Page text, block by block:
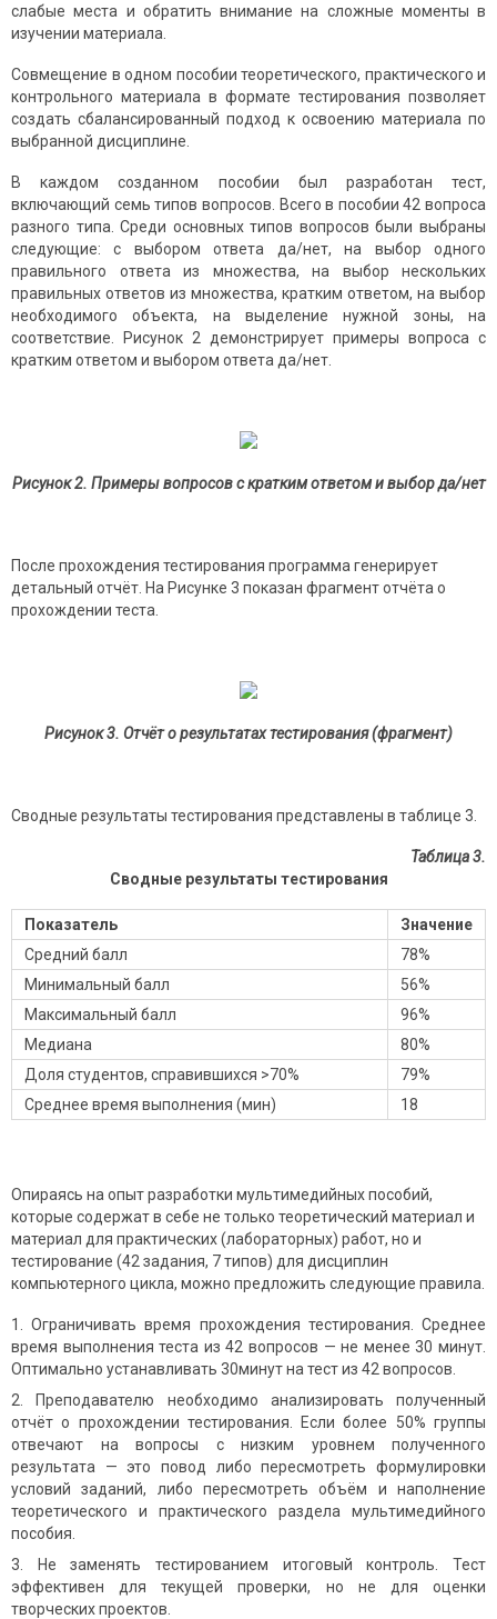
слабые места и обратить внимание на сложные моменты в
изучении материала.
Совмещение в одном пособии теоретического, практического и
контрольного материала в формате тестирования позволяет
создать сбалансированный подход к освоению материала по
выбранной дисциплине.
В каждом созданном пособии был разработан тест,
включающий семь типов вопросов. Всего в пособии 42 вопроса
разного типа. Среди основных типов вопросов были выбраны
следующие: с выбором ответа да/нет, на выбор одного
правильного ответа из множества, на выбор нескольких
правильных ответов из множества, кратким ответом, на выбор
необходимого объекта, на выделение нужной зоны, на
соответствие. Рисунок 2 демонстрирует примеры вопроса с
кратким ответом и выбором ответа да/нет.
Рисунок 2. Примеры вопросов с кратким ответом и выбор да/нет
После прохождения тестирования программа генерирует
детальный отчёт. На Рисунке 3 показан фрагмент отчёта о
прохождении теста.
Рисунок 3. Отчёт о результатах тестирования (фрагмент)
Сводные результаты тестирования представлены в таблице 3.
Таблица 3.
Сводные результаты тестирования
Показатель
Значение
Средний балл
78%
Минимальный балл
56%
Максимальный балл
96%
Медиана
80%
Доля студентов, справившихся >70%
79%
Среднее время выполнения (мин)
18
Опираясь на опыт разработки мультимедийных пособий,
которые содержат в себе не только теоретический материал и
материал для практических (лабораторных) работ, но и
тестирование (42 задания, 7 типов) для дисциплин
компьютерного цикла, можно предложить следующие правила.
Ограничивать время прохождения тестирования. Среднее
время выполнения теста из 42 вопросов — не менее 30 минут.
Оптимально устанавливать 30минут на тест из 42 вопросов.
Преподавателю необходимо анализировать полученный
отчёт о прохождении тестирования. Если более 50% группы
отвечают на вопросы с низким уровнем полученного
результата — это повод либо пересмотреть формулировки
условий заданий, либо пересмотреть объём и наполнение
теоретического и практического раздела мультимедийного
пособия.
Не заменять тестированием итоговый контроль. Тест
эффективен для текущей проверки, но не для оценки
творческих проектов.